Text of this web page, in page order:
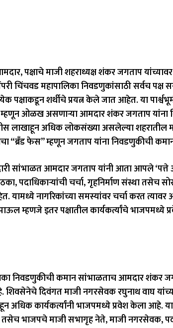
पक्षाचे माजी शहराध्यक्ष शंकर जगताप
चिंचवड महापालिका निवडणुकांसाठी सर्वच
पक्षाकडून शर्थीचे प्रयत्न केले जात आहेत. या
म्हणून ओळख असणाऱ्या आमदार शंकर जगताप यांना
लाखाहून अधिक लोकसंख्या असलेल्या शहरातील
“ब्रँड फेस” म्हणून जगताप यांना निवडणुकीची
सांभाळत आमदार जगताप यांनी आता आपले
पदाधिकाऱ्यांची चर्चा, गृहनिर्माण संस्था तसेच
नागरिकांच्या समस्यांवर चर्चा करत त्यावर
म्हणजे इतर पक्षातील कार्यकर्त्यांचे भाजपमध्ये
निवडणुकीची कमान सांभाळताच आमदार शंकर
शिवसेनेचे दिवंगत माजी नगरसेवक रघुनाथ वाघ
अधिक कार्यकर्त्यांनी भाजपमध्ये प्रवेश केला आहे.
तसेच भाजपचे माजी सभागृह नेते, माजी नगरसेवक,